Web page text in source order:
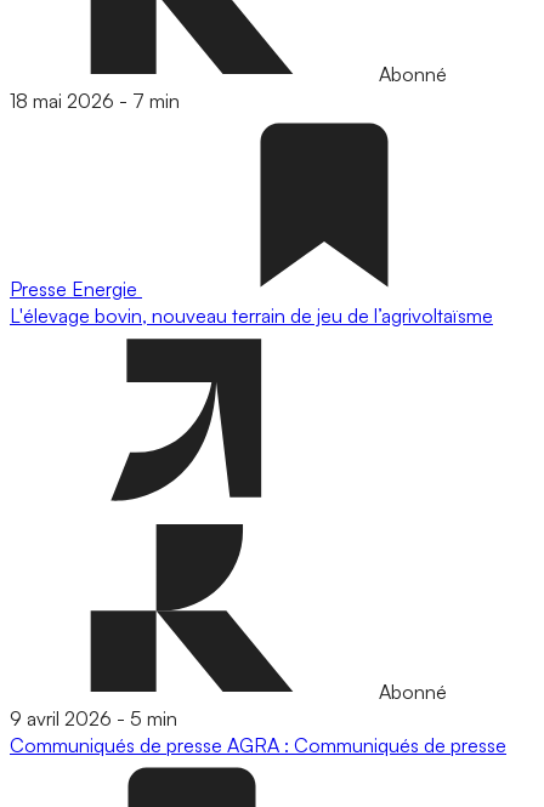
Abonné
18 mai 2026 - 7 min
Presse Energie
L'élevage bovin, nouveau terrain de jeu de l’agrivoltaïsme
Abonné
9 avril 2026 - 5 min
Communiqués de presse AGRA : Communiqués de presse